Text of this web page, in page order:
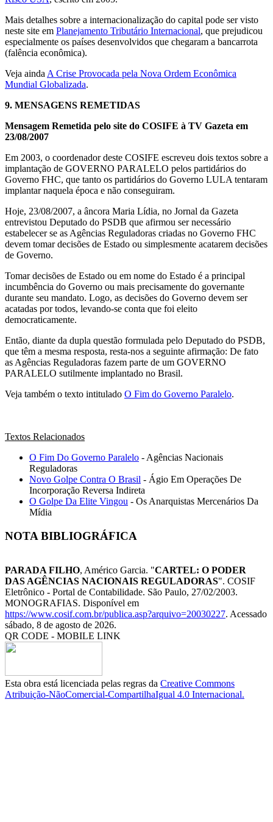
Mais detalhes sobre a internacionalização do capital pode ser visto
neste site em Planejamento Tributário Internacional, que prejudicou
especialmente os países desenvolvidos que chegaram a bancarrota
(falência econômica).
Veja ainda A Crise Provocada pela Nova Ordem Econômica
Mundial Globalizada.
9. MENSAGENS REMETIDAS
Mensagem Remetida pelo site do COSIFE à TV Gazeta em
23/08/2007
Em 2003, o coordenador deste COSIFE escreveu dois textos sobre a
implantação de GOVERNO PARALELO pelos partidários do
Governo FHC, que tanto os partidários do Governo LULA tentaram
implantar naquela época e não conseguiram.
Hoje, 23/08/2007, a âncora Maria Lídia, no Jornal da Gazeta
entrevistou Deputado do PSDB que afirmou ser necessário
estabelecer se as Agências Reguladoras criadas no Governo FHC
devem tomar decisões de Estado ou simplesmente acatarem decisões
de Governo.
Tomar decisões de Estado ou em nome do Estado é a principal
incumbência do Governo ou mais precisamente do governante
durante seu mandato. Logo, as decisões do Governo devem ser
acatadas por todos, levando-se conta que foi eleito
democraticamente.
Então, diante da dupla questão formulada pelo Deputado do PSDB,
que têm a mesma resposta, resta-nos a seguinte afirmação: De fato
as Agências Reguladoras fazem parte de um GOVERNO
PARALELO sutilmente implantado no Brasil.
Veja também o texto intitulado O Fim do Governo Paralelo.
Textos Relacionados
O Fim Do Governo Paralelo - Agências Nacionais
Reguladoras
Novo Golpe Contra O Brasil - Ágio Em Operações De
Incorporação Reversa Indireta
O Golpe Da Elite Vingou - Os Anarquistas Mercenários Da
Mídia
NOTA BIBLIOGRÁFICA
PARADA FILHO, Américo Garcia. "CARTEL: O PODER
DAS AGÊNCIAS NACIONAIS REGULADORAS". COSIF
Eletrônico - Portal de Contabilidade. São Paulo, 27/02/2003.
MONOGRAFIAS. Disponível em
https://www.cosif.com.br/publica.asp?arquivo=20030227. Acessado
sábado, 8 de agosto de 2026.
QR CODE - MOBILE LINK
Esta obra está licenciada pelas regras da Creative Commons
Atribuição-NãoComercial-CompartilhaIgual 4.0 Internacional.